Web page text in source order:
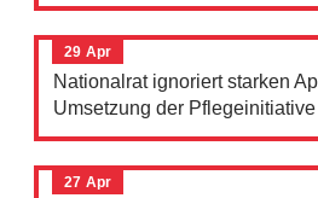
29 Apr
Nationalrat ignoriert starken
Umsetzung der Pflegeinitiative
27 Apr